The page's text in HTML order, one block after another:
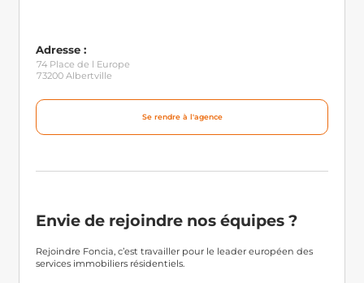
Adresse :
74 Place de l Europe
73200 Albertville
Se rendre à l'agence
Envie de rejoindre nos équipes ?
Rejoindre Foncia, c’est travailler pour le leader européen des
services immobiliers résidentiels.